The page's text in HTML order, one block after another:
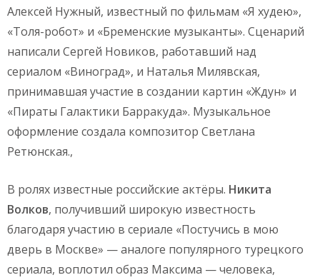
Алексей Нужный, известный по фильмам «Я худею»,
«Толя-робот» и «Бременские музыканты». Сценарий
написали Сергей Новиков, работавший над
сериалом «Виноград», и Наталья Милявская,
принимавшая участие в создании картин «Ждун» и
«Пираты Галактики Барракуда». Музыкальное
оформление создала композитор Светлана
Ретюнская.,
В ролях известные российские актёры. Никита
Волков, получивший широкую известность
благодаря участию в сериале «Постучись в мою
дверь в Москве» — аналоге популярного турецкого
сериала, воплотил образ Максима — человека,